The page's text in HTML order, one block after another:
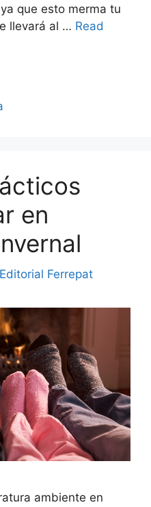
que esto merma tu
llevará al … Read
en
Editorial Ferrepat
ambiente en